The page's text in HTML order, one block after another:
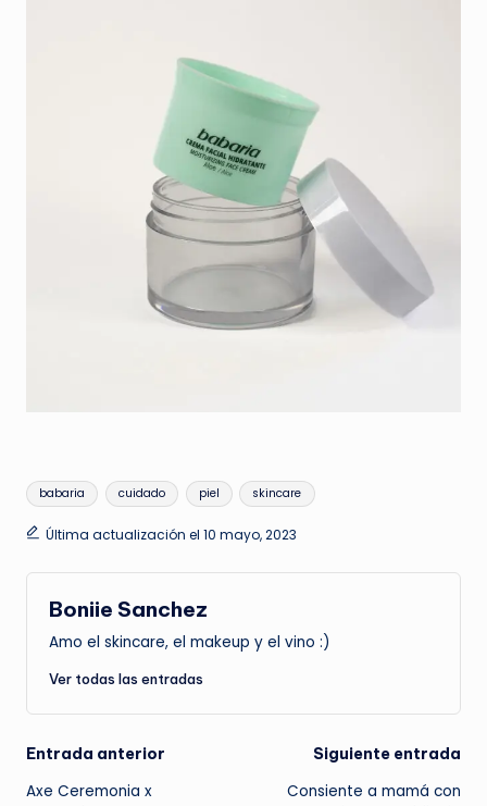
Etiquetas:
babaria cuidado piel skincare
Última actualización el 10 mayo, 2023
Boniie Sanchez
Amo el skincare, el makeup y el vino :)
Ver todas las entradas
Navegación
Entrada anterior
Axe Ceremonia x
Siguiente entrada
Consiente a mamá con